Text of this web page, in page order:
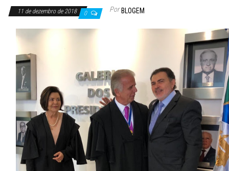
11 de dezembro de 2018 0 Por BLOGEM